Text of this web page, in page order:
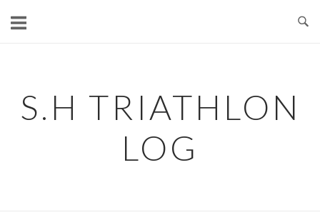
S.H TRIATHLON
LOG